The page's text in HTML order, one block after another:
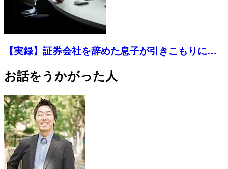
【実録】証券会社を辞めた息子が引きこもりに…
お話をうかがった人